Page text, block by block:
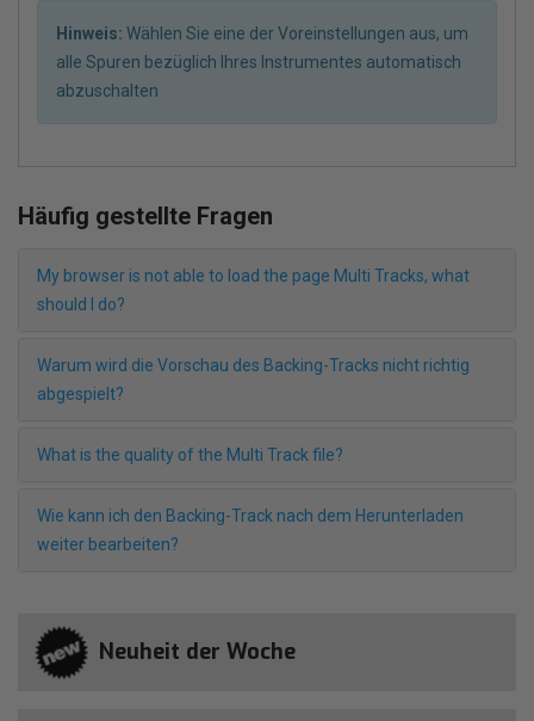
Hinweis: Wählen Sie eine der Voreinstellungen aus, um
alle Spuren bezüglich Ihres Instrumentes automatisch
abzuschalten
Häufig gestellte Fragen
My browser is not able to load the page Multi Tracks, what
should I do?
Warum wird die Vorschau des Backing-Tracks nicht richtig
abgespielt?
What is the quality of the Multi Track file?
Wie kann ich den Backing-Track nach dem Herunterladen
weiter bearbeiten?
Neuheit der Woche